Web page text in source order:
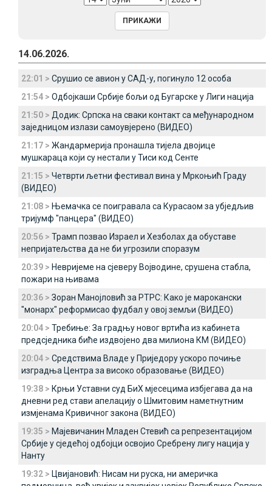
14.06.2026.
22:01 > Срушио се авион у САД-у, погинуло 12 особа
21:54 > Одбојкаши Србије бољи од Бугарске у Лиги нација
21:50 > Додик: Српска на сваки контакт са међународном
заједницом излази самоувјерено (ВИДЕО)
21:17 > Жандармерија пронашла тијела двојице
мушкараца који су нестали у Тиси код Сенте
21:15 > Четврти љетни фестивал вина у Мркоњић Граду
(ВИДЕО)
21:08 > Њемачка се поигравала са Курасаом за убједљив
тријумф "панцера" (ВИДЕО)
20:56 > Трамп позвао Израел и Хезболах да обуставе
непријатељства да не би угрозили споразум
20:39 > Невријеме на сјеверу Војводине, срушена стабла,
пожари на њивама
20:36 > Зоран Манојловић за РТРС: Како је марокански
"монарх" реформисао фудбал у овој земљи (ВИДЕО)
20:04 > Требиње: За градњу новог вртића из кабинета
предсједника биће издвојено два милиона КМ (ВИДЕО)
20:04 > Средствима Владе у Приједору ускоро почиње
изградња Центра за високо образовање (ВИДЕО)
19:38 > Крњи Уставни суд БиХ мјесецима избјегава да на
дневни ред стави апелацију о Шмитовим наметнутним
измјенама Кривичног закона (ВИДЕО)
19:35 > Мајевичанин Младен Стевић са репрезентацијом
Србије у сједећој одбојци освојио Сребрену лигу нација у
Нанту
19:32 > Цвијановић: Нисам ни руска, ни америчка